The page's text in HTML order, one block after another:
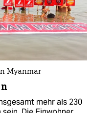
Myanmar
mehr als 230